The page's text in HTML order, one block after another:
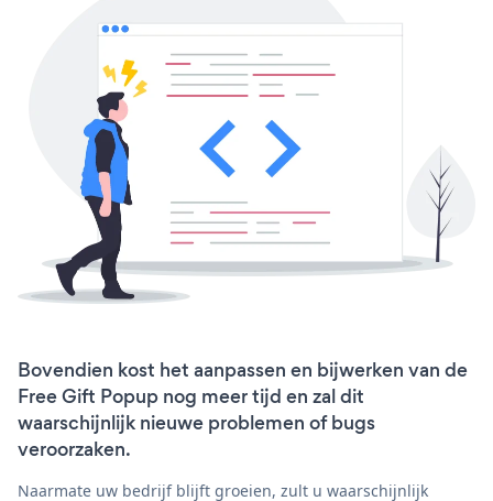
Bovendien kost het aanpassen en bijwerken van de
Free Gift Popup nog meer tijd en zal dit
waarschijnlijk nieuwe problemen of bugs
veroorzaken.
Naarmate uw bedrijf blijft groeien, zult u waarschijnlijk